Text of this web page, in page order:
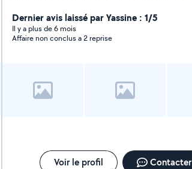
Dernier avis laissé par Yassine : 1/5
Il y a plus de 6 mois
Affaire non conclus a 2 reprise
Voir le profil Contacter